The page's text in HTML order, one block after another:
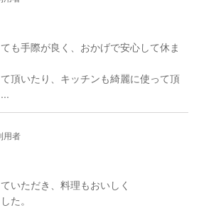
も手際が良く、おかげで安心して休ま
頂いたり、キッチンも綺麗に使って頂
用者
いただき、料理もおいしく
た。